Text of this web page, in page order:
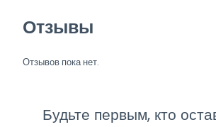
Отзывы
Отзывов пока нет.
Будьте первым, кто